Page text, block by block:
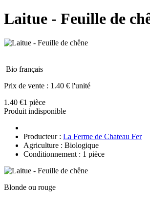
Laitue - Feuille de
Bio français
Prix de vente : 1.40 € l'unité
1.40 €1 pièce
Produit indisponible
Producteur : La Ferme de Chateau Fer
Agriculture : Biologique
Conditionnement : 1 pièce
Blonde ou rouge